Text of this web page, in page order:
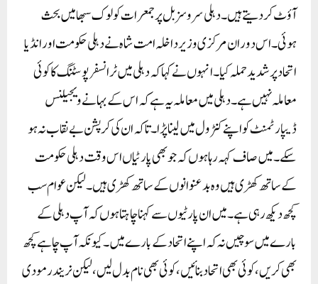
آؤٹ کر دیتے ہیں۔ دہلی سروسز بل پر جمعرات کو لوک سبھا میں بحث
ہوئی۔ اس دوران مرکزی وزیر داخلہ امت شاہ نے دہلی حکومت اور انڈیا
اتحاد پر شدید حملہ کیا۔ انہوں نے کہا کہ دہلی میں ٹرانسفر پوسٹنگ کا کوئی
معاملہ نہیں ہے۔ دہلی میں معاملہ یہ ہے کہ اس کے بہانے ویجیلنس
ڈیپارٹمنٹ کو اپنے کنٹرول میں لینا پڑا۔ تاکہ ان کی کرپشن بے نقاب نہ ہو
سکے۔ میں صاف کہہ رہا ہوں کہ جو بھی پارٹیاں اس وقت دہلی حکومت
کے ساتھ کھڑی ہیں وہ بدعنوانوں کے ساتھ کھڑی ہیں۔ لیکن عوام سب
کچھ دیکھ رہی ہے۔ میں ان پارٹیوں سے کہنا چاہتا ہوں کہ آپ دہلی کے
بارے میں سوچیں نہ کہ اپنے اتحاد کے بارے میں۔ کیونکہ آپ چاہے کچھ
بھی کریں، کوئی بھی اتحاد بنائیں، کوئی بھی نام بدل لیں، لیکن نریندر مودی